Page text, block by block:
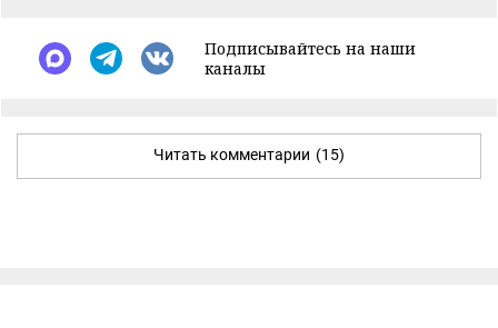
Подписывайтесь на наши
каналы
Читать комментарии (15)